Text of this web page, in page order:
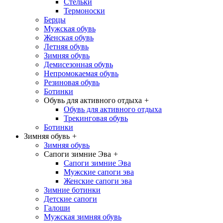
Стельки
Термоноски
Берцы
Мужская обувь
Женская обувь
Летняя обувь
Зимняя обувь
Демисезонная обувь
Непромокаемая обувь
Резиновая обувь
Ботинки
Обувь для активного отдыха +
Обувь для активного отдыха
Трекинговая обувь
Ботинки
Зимняя обувь +
Зимняя обувь
Сапоги зимние Эва +
Сапоги зимние Эва
Мужские сапоги эва
Женские сапоги эва
Зимние ботинки
Детские сапоги
Галоши
Мужская зимняя обувь